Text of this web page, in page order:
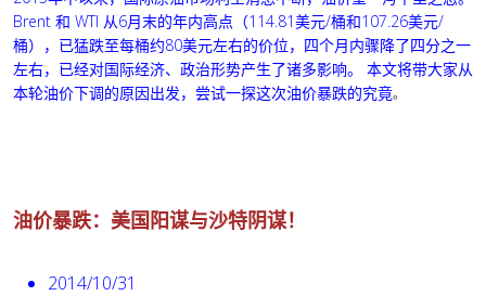
Brent 和 WTI 从6月末的年内高点（114.81美元/桶和107.26美元/
桶），已猛跌至每桶约80美元左右的价位，四个月内骤降了四分之一
左右， 已经对国际经济、政治形势产生了诸多影响。 本文将带大家从
本轮油价下调的原因出发，尝试一探这次油价暴跌的究竟。
油价暴跌：美国阳谋与沙特阴谋！
2014/10/31